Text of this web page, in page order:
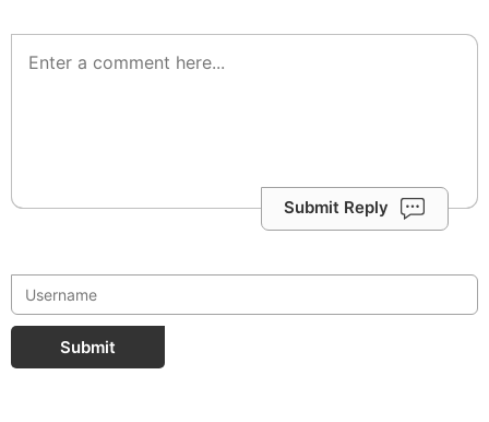
Submit Reply
Submit